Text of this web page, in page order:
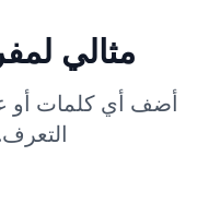
مثالي
أضف أي كلمات أو